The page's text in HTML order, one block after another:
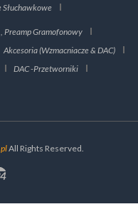
Słuchawkowe
Preamp Gramofonowy
Akcesoria (Wzmacniacze & DAC)
DAC -Przetworniki
All Rights Reserved.